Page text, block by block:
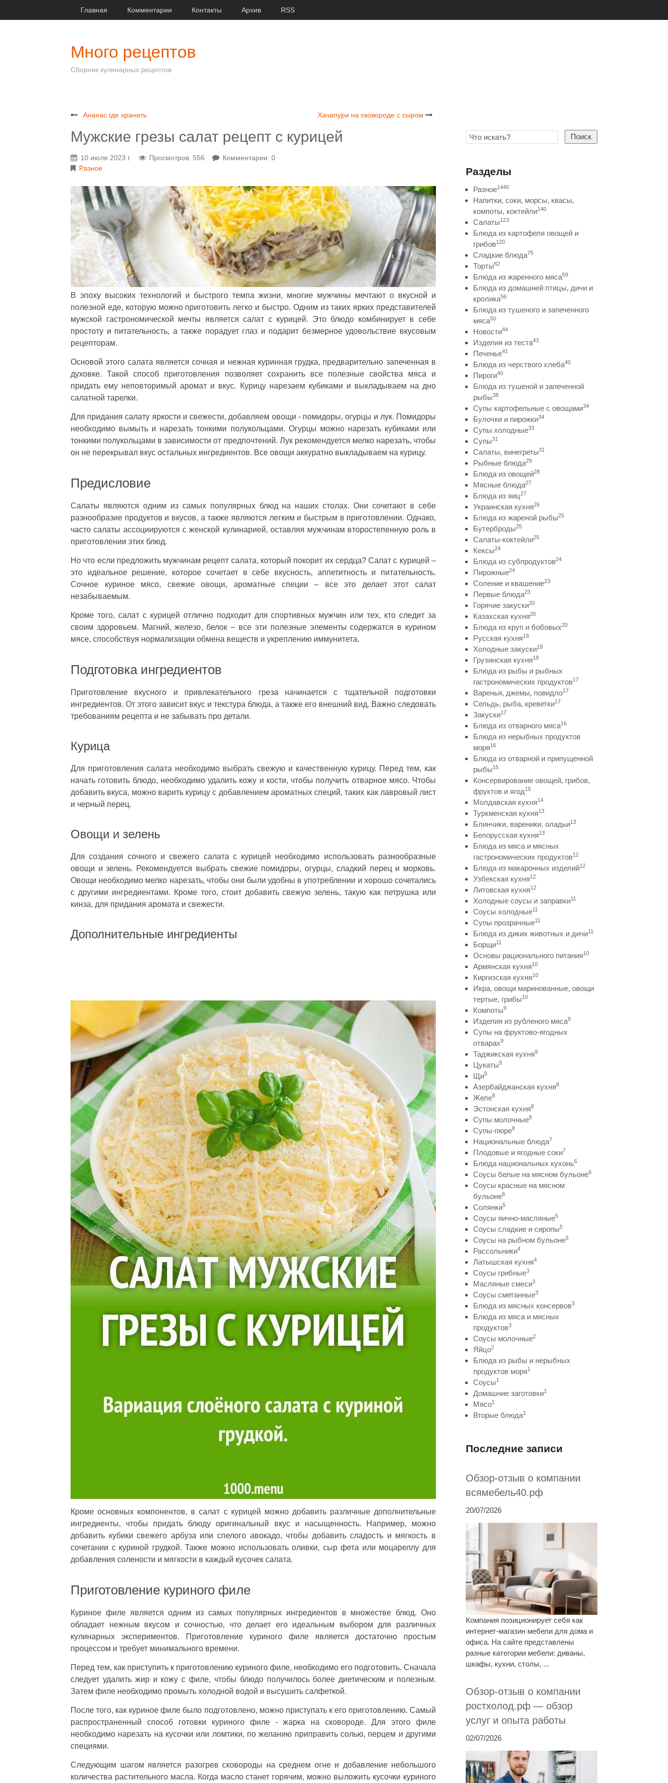
Главная Комментарии Контакты Архив RSS
Много рецептов
Сборник кулинарных рецептов
Ананас где хранить Хачапури на сковороде с сыром
Мужские грезы салат рецепт с курицей
10 июля 2023 г. Просмотров: 556
Комментарии: 0
Разное
В эпоху высоких технологий и быстрого темпа жизни, многие мужчины мечтают о вкусной и
полезной еде, которую можно приготовить легко и быстро. Одним из таких ярких представителей
мужской гастрономической мечты является салат с курицей. Это блюдо комбинирует в себе
простоту и питательность, а также порадует глаз и подарит безмерное удовольствие вкусовым
рецепторам.
Основой этого салата является сочная и нежная куринная грудка, предварительно запеченная в
духовке. Такой способ приготовления позволяет сохранить все полезные свойства мяса и
придать ему неповторимый аромат и вкус. Курицу нарезаем кубиками и выкладываем на дно
салатной тарелки.
Для придания салату яркости и свежести, добавляем овощи - помидоры, огурцы и лук. Помидоры
необходимо вымыть и нарезать тонкими полукольцами. Огурцы можно нарезать кубиками или
тонкими полукольцами в зависимости от предпочтений. Лук рекомендуется мелко нарезать, чтобы
он не перекрывал вкус остальных ингредиентов. Все овощи аккуратно выкладываем на курицу.
Предисловие
Салаты являются одним из самых популярных блюд на наших столах. Они сочетают в себе
разнообразие продуктов и вкусов, а также являются легким и быстрым в приготовлении. Однако,
часто салаты ассоциируются с женской кулинарией, оставляя мужчинам второстепенную роль в
приготовлении этих блюд.
Но что если предложить мужчинам рецепт салата, который покорит их сердца? Салат с курицей –
это идеальное решение, которое сочетает в себе вкусность, аппетитность и питательность.
Сочное куриное мясо, свежие овощи, ароматные специи – все это делает этот салат
незабываемым.
Кроме того, салат с курицей отлично подходит для спортивных мужчин или тех, кто следит за
своим здоровьем. Магний, железо, белок – все эти полезные элементы содержатся в курином
мясе, способствуя нормализации обмена веществ и укреплению иммунитета.
Подготовка ингредиентов
Приготовление вкусного и привлекательного греза начинается с тщательной подготовки
ингредиентов. От этого зависит вкус и текстура блюда, а также его внешний вид. Важно следовать
требованиям рецепта и не забывать про детали.
Курица
Для приготовления салата необходимо выбрать свежую и качественную курицу. Перед тем, как
начать готовить блюдо, необходимо удалить кожу и кости, чтобы получить отварное мясо. Чтобы
добавить вкуса, можно варить курицу с добавлением ароматных специй, таких как лавровый лист
и черный перец.
Овощи и зелень
Для создания сочного и свежего салата с курицей необходимо использовать разнообразные
овощи и зелень. Рекомендуется выбрать свежие помидоры, огурцы, сладкий перец и морковь.
Овощи необходимо мелко нарезать, чтобы они были удобны в употреблении и хорошо сочетались
с другими ингредиентами. Кроме того, стоит добавить свежую зелень, такую как петрушка или
кинза, для придания аромата и свежести.
Дополнительные ингредиенты
Кроме основных компонентов, в салат с курицей можно добавить различные дополнительные
ингредиенты, чтобы придать блюду оригинальный вкус и насыщенность. Например, можно
добавить кубики свежего арбуза или спелого авокадо, чтобы добавить сладость и мягкость в
сочетании с куриной грудкой. Также можно использовать оливки, сыр фета или моцареллу для
добавления солености и мягкости в каждый кусочек салата.
Приготовление куриного филе
Куриное филе является одним из самых популярных ингредиентов в множестве блюд. Оно
обладает нежным вкусом и сочностью, что делает его идеальным выбором для различных
кулинарных экспериментов. Приготовление куриного филе является достаточно простым
процессом и требует минимального времени.
Перед тем, как приступить к приготовлению куриного филе, необходимо его подготовить. Сначала
следует удалить жир и кожу с филе, чтобы блюдо получилось более диетическим и полезным.
Затем филе необходимо промыть холодной водой и высушить салфеткой.
После того, как куриное филе было подготовлено, можно приступать к его приготовлению. Самый
распространенный способ готовки куриного филе - жарка на сковороде. Для этого филе
необходимо нарезать на кусочки или ломтики, по желанию приправить солью, перцем и другими
специями.
Следующим шагом является разогрев сковороды на среднем огне и добавление небольшого
количества растительного масла. Когда масло станет горячим, можно выложить кусочки куриного
Поиск
Разделы
Разное1440
Напитки, соки, морсы, квасы,
компоты, коктейли140
Салаты123
Блюда из картофеля овощей и
грибов120
Сладкие блюда75
Торты62
Блюда из жаренного мяса59
Блюда из домашней птицы, дичи и
кролика56
Блюда из тушеного и запеченного
мяса50
Новости44
Изделия из теста43
Печенье41
Блюда из черствого хлеба40
Пироги40
Блюда из тушеной и запеченной
рыбы38
Супы картофельные с овощами34
Булочки и пирожки34
Супы холодные33
Супы31
Салаты, винегреты31
Рыбные блюда29
Блюда из овощей28
Мясные блюда27
Блюда из яиц27
Украинская кухня26
Блюда из жареной рыбы25
Бутерброды25
Салаты-коктейли25
Кексы24
Блюда из субпродуктов24
Пирожные24
Соление и квашение23
Первые блюда23
Горячие закуски20
Казахская кухня20
Блюда из круп и бобовых20
Русская кухня19
Холодные закуски18
Грузинская кухня18
Блюда из рыбы и рыбных
гастрономических продуктов17
Варенья, джемы, повидло17
Сельдь, рыба, креветки17
Закуски17
Блюда из отварного мяса16
Блюда из нерыбных продуктов
моря16
Блюда из отварной и припущенной
рыбы15
Консервирование овощей, грибов,
фруктов и ягод15
Молдавская кухня14
Туркменская кухня13
Блинчики, вареники, оладьи13
Белорусская кухня13
Блюда из мяса и мясных
гастрономических продуктов12
Блюда из макаронных изделий12
Узбекская кухня12
Литовская кухня12
Холодные соусы и заправки11
Соусы холодные11
Супы прозрачные11
Блюда из диких животных и дичи11
Борщи11
Основы рационального питания10
Армянская кухня10
Киргизская кухня10
Икра, овощи маринованные, овощи
тертые, грибы10
Компоты9
Изделия из рубленого мяса9
Супы на фруктово-ягодных
отварах9
Таджикская кухня9
Цукаты9
Щи9
Азербайджанская кухня8
Желе8
Эстонская кухня8
Супы молочные8
Супы-пюре8
Национальные блюда7
Плодовые и ягодные соки7
Блюда национальных кухонь6
Соусы белые на мясном бульоне6
Соусы красные на мясном
бульоне6
Солянки5
Соусы яично-масляные5
Соусы сладкие и сиропы5
Соусы на рыбном бульоне5
Рассольники4
Латышская кухня4
Соусы грибные3
Масляные смеси3
Соусы сметанные3
Блюда из мясных консервов3
Блюда из мяса и мясных
продуктов3
Соусы молочные2
Яйцо2
Блюда из рыбы и нерыбных
продуктов моря1
Соусы1
Домашние заготовки1
Мясо1
Вторые блюда1
Последние записи
Обзор-отзыв о компании
всямебель40.рф
20/07/2026
Компания позиционирует себя как
интернет-магазин мебели для дома и
офиса. На сайте представлены
разные категории мебели: диваны,
шкафы, кухни, столы, ...
Обзор-отзыв о компании
ростхолод.рф — обзор
услуг и опыта работы
02/07/2026